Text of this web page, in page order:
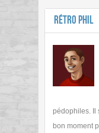
Rétro Phil
pédophiles. Il
bon moment